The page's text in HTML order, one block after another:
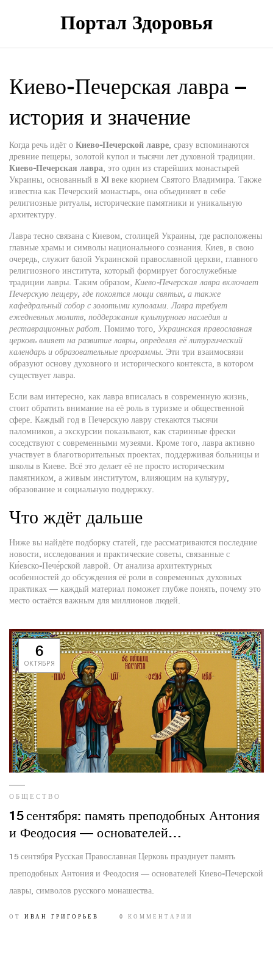
Портал Здоровья
Киево‑Печерская лавра –
история и значение
Когда речь идёт о Киево‑Печерской лавре, сразу вспоминаются
древние пещеры, золотой купол и тысячи лет духовной традиции.
Киево‑Печерская лавра, это один из старейших монастырей
Украины, основанный в XI веке кюрием Святого Владимира. Также
известна как Печерский монастырь, она объединяет в себе
религиозные ритуалы, исторические памятники и уникальную
архитектуру.
Лавра тесно связана с Киевом, столицей Украины, где расположены
главные храмы и символы национального сознания. Киев, в свою
очередь, служит базой Украинской православной церкви, главного
религиозного института, который формирует богослужебные
традиции лавры. Таким образом, Киево‑Печерская лавра включает
Печерскую пещеру, где покоятся мощи святых, а также
кафедральный собор с золотыми куполами.Лавра требует
ежедневных молитв, поддержания культурного наследия и
реставрационных работ. Помимо того, Украинская православная
церковь влияет на развитие лавры, определяя её литургический
календарь и образовательные программы. Эти три взаимосвязи
образуют основу духовного и исторического контекста, в котором
существует лавра.
Если вам интересно, как лавра вписалась в современную жизнь,
стоит обратить внимание на её роль в туризме и общественной
сфере. Каждый год в Печерскую лавру стекаются тысячи
паломников, а экскурсии показывают, как старинные фрески
соседствуют с современными музеями. Кроме того, лавра активно
участвует в благотворительных проектах, поддерживая больницы и
школы в Киеве. Всё это делает её не просто историческим
памятником, а живым институтом, влияющим на культуру,
образование и социальную поддержку.
Что ждёт дальше
Ниже вы найдёте подборку статей, где рассматриваются последние
новости, исследования и практические советы, связанные с
Ки́евско‑Пече́рской лаврой. От анализа архитектурных
особенностей до обсуждения её роли в современных духовных
практиках — каждый материал поможет глубже понять, почему это
место остаётся важным для миллионов людей.
6
ОКТЯБРЯ
ОБЩЕСТВО
15 сентября: память преподобных Антония
и Феодосия — основателей
Киево‑Печерской лавры
15 сентября Русская Православная Церковь празднует память
преподобных Антония и Феодосия — основателей Киево‑Печерской
лавры, символов русского монашества.
ОТ ИВАН ГРИГОРЬЕВ 0 КОММЕНТАРИИ